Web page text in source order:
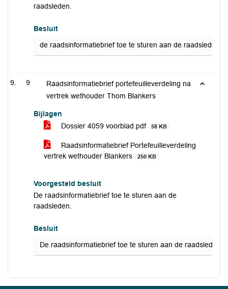
raadsleden.
Besluit
de raadsinformatiebrief toe te sturen aan de raadsleden.
9
Raadsinformatiebrief portefeuilleverdeling na
vertrek wethouder Thom Blankers
Bijlagen
Dossier 4059 voorblad.pdf
58 KB
Raadsinformatiebrief Portefeuilleverdeling
vertrek wethouder Blankers
250 KB
Voorgesteld besluit
De raadsinformatiebrief toe te sturen aan de
raadsleden.
Besluit
De raadsinformatiebrief toe te sturen aan de raadsleden.